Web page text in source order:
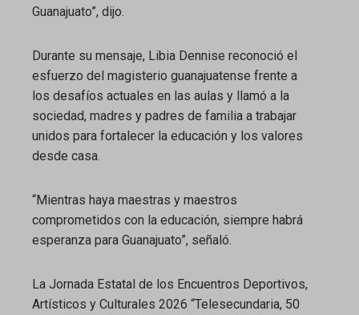
Guanajuato”, dijo.
Durante su mensaje, Libia Dennise reconoció el
esfuerzo del magisterio guanajuatense frente a
los desafíos actuales en las aulas y llamó a la
sociedad, madres y padres de familia a trabajar
unidos para fortalecer la educación y los valores
desde casa.
“Mientras haya maestras y maestros
comprometidos con la educación, siempre habrá
esperanza para Guanajuato”, señaló.
La Jornada Estatal de los Encuentros Deportivos,
Artísticos y Culturales 2026 “Telesecundaria, 50